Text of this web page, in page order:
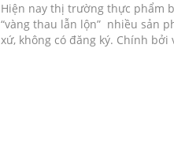
Hiện nay thị trường thực phẩm
“vàng thau lẫn lộn” nhiều sản
xứ, không có đăng ký. Chính bởi